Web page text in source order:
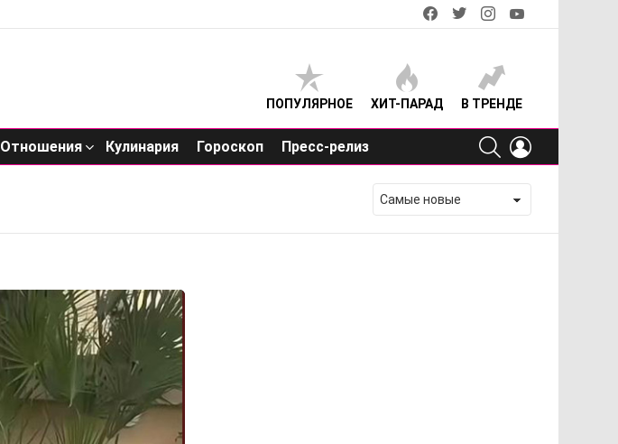
facebooktwitterinstagram
ПОПУЛЯРНОЕ ХИТ-ПАРАД В ТРЕНДЕ
Отношения Кулинария Гороскоп Пресс-релиз
SEARCH